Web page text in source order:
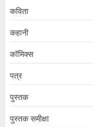
कविता
कहानी
कॉमिक्स
पत्र
पुस्तक
पुस्तक समीक्षा